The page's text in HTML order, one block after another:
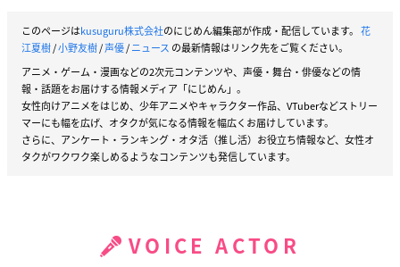
このページはkusuguru株式会社のにじめん編集部が作成・配信しています。 花
江夏樹/小野友樹/声優/ニュース の最新情報はリンク先をご覧ください。
アニメ・ゲーム・漫画などの2次元コンテンツや、声優・舞台・俳優などの情
報・話題をお届けする情報メディア「にじめん」。
女性向けアニメをはじめ、少年アニメやキャラクター作品、VTuberなどストリー
マーにも幅を広げ、オタクが気になる情報を幅広くお届けしています。
さらに、アンケート・ランキング・オタ活（推し活）お役立ち情報など、女性オ
タクがワクワク楽しめるようなコンテンツも発信しています。
VOICE ACTOR